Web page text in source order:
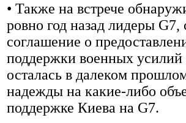
• Также на встрече
ровно год назад лидеры
соглашение о
поддержки военных усилий
осталась в далеком
надежды на какие-либо
поддержке Киева на G7.